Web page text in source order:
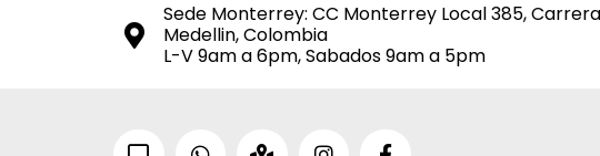
Sede Monterrey: CC Monterrey Local 385,
Medellin, Colombia
L-V 9am a 6pm, Sabados 9am a 5pm